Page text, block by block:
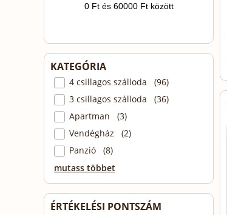
KATEGÓRIA
4 csillagos szálloda (96)
3 csillagos szálloda (36)
Apartman (3)
Vendégház (2)
Panzió (8)
mutass többet
ÉRTÉKELÉSI PONTSZÁM